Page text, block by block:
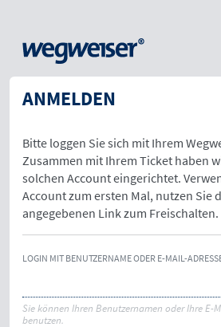
ANMELDEN
Bitte loggen Sie sich mit Ihrem
Zusammen mit Ihrem Ticket haben
solchen Account eingerichtet.
Account zum ersten Mal, nutzen Sie
angegebenen Link zum Freischalten.
LOGIN MIT BENUTZERNAME ODER E-MAIL-
Sie können Ihren Benutzernamen oder Ihre E-
benutzen.